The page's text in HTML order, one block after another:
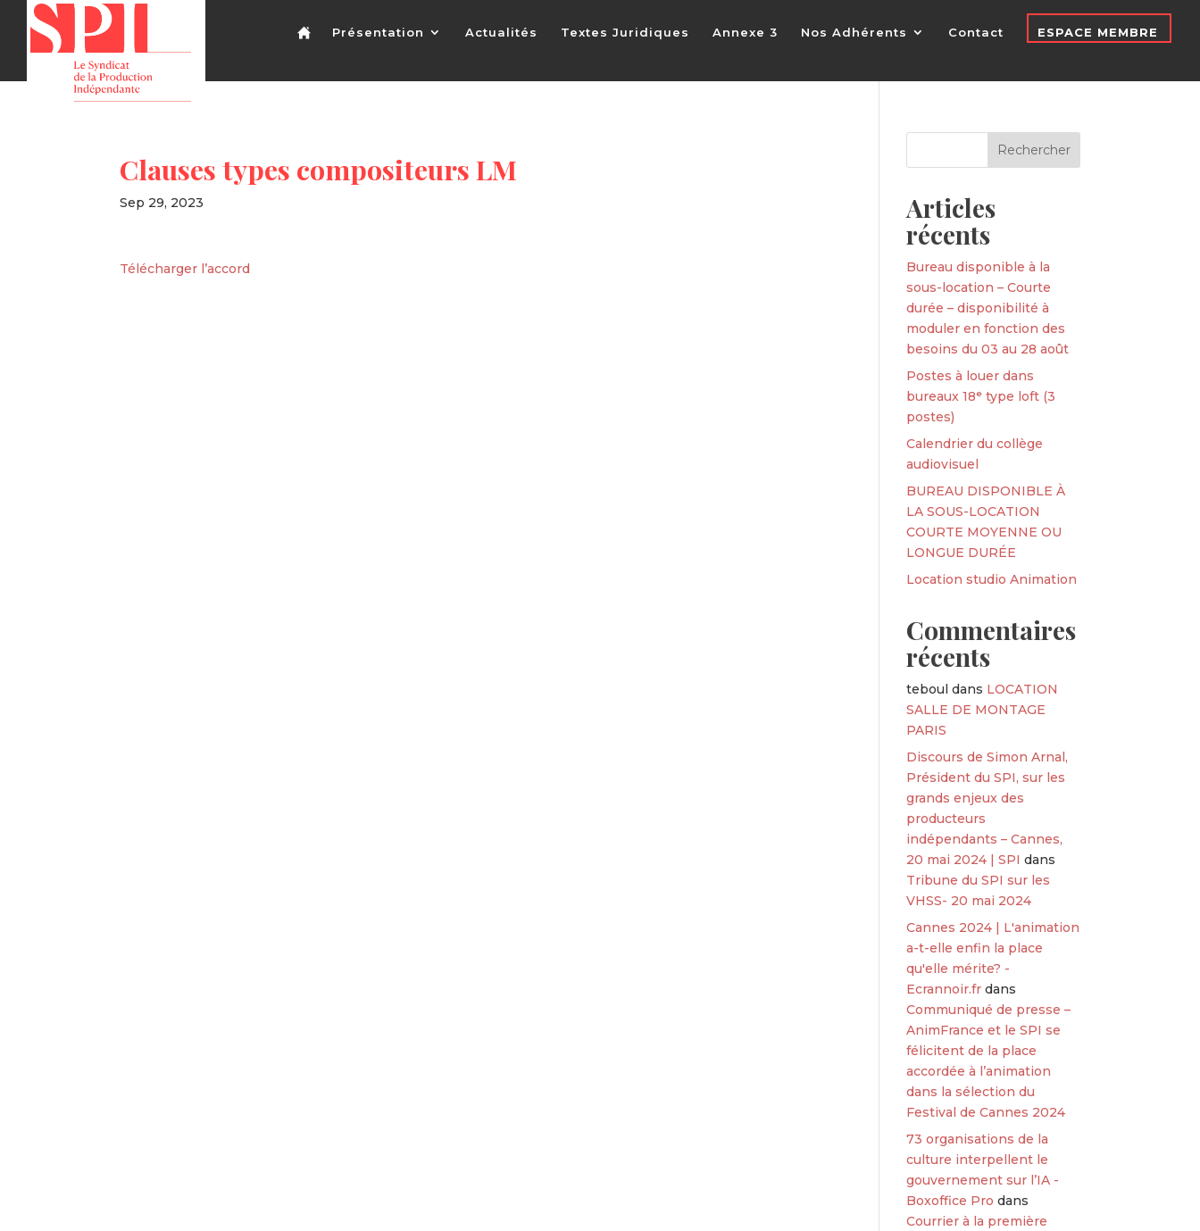
Présentation Actualités Textes Juridiques Annexe 3 Nos Adhérents Contact ESPACE MEMBRE
Clauses types compositeurs LM
Sep 29, 2023
Télécharger l’accord
Articles
récents
Bureau disponible à la
sous-location – Courte
durée – disponibilité à
moduler en fonction des
besoins du 03 au 28 août
Postes à louer dans
bureaux 18ᵉ type loft (3
postes)
Calendrier du collège
audiovisuel
BUREAU DISPONIBLE À
LA SOUS-LOCATION
COURTE MOYENNE OU
LONGUE DURÉE
Location studio Animation
Commentaires
récents
teboul dans LOCATION
SALLE DE MONTAGE
PARIS
Discours de Simon Arnal,
Président du SPI, sur les
grands enjeux des
producteurs
indépendants – Cannes,
20 mai 2024 | SPI dans
Tribune du SPI sur les
VHSS- 20 mai 2024
Cannes 2024 | L'animation
a-t-elle enfin la place
qu'elle mérite? -
Ecrannoir.fr dans
Communiqué de presse –
AnimFrance et le SPI se
félicitent de la place
accordée à l’animation
dans la sélection du
Festival de Cannes 2024
73 organisations de la
culture interpellent le
gouvernement sur l’IA -
Boxoffice Pro dans
Courrier à la première